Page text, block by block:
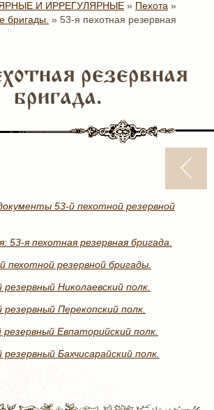
И ИРРЕГУЛЯРНЫЕ » Пехота »
бригады. » 53-я пехотная резервная
резервная
бригада.
53-й пехотной резервной
53-я пехотная резервная бригада.
пехотной резервной бригады.
Николаевский полк.
Перекопский полк.
Евпаторийский полк.
Бахчисарайский полк.